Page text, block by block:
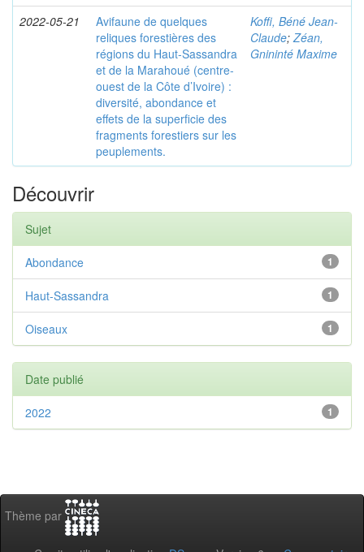
2022-05-21
Avifaune de quelques
reliques forestières des
régions du Haut-Sassandra
et de la Marahoué (centre-
ouest de la Côte d’Ivoire) :
diversité, abondance et
effets de la superficie des
fragments forestiers sur les
peuplements.
Koffi, Béné Jean-
Claude; Zéan,
Gnininté Maxime
Découvrir
Sujet
1
Abondance
1
Haut-Sassandra
1
Oiseaux
Date publié
1
2022
Thème par